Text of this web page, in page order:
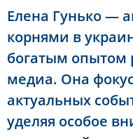
Елена Гунько —
корнями в
богатым опытом
медиа. Она
актуальных
уделяя особое